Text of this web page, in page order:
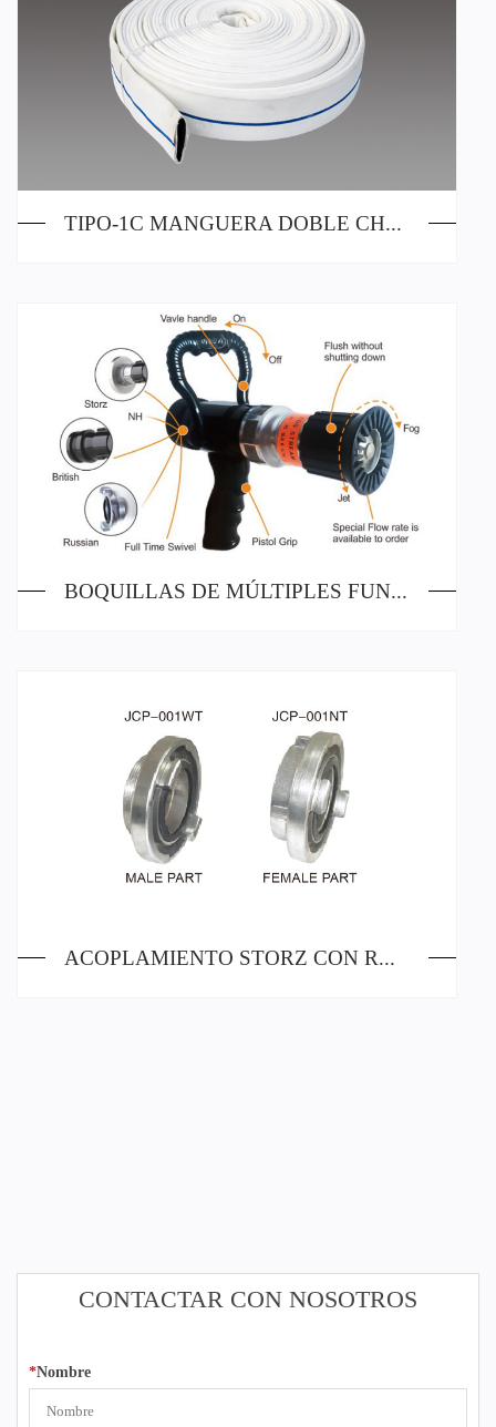
TIPO-1C MANGUERA DOBLE CHAQUETA
BOQUILLAS DE MÚLTIPLES FUNCIONES QLD-300
ACOPLAMIENTO STORZ CON ROSCADO
CONTACTAR CON NOSOTROS
*Nombre